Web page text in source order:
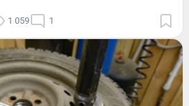
1 059 1